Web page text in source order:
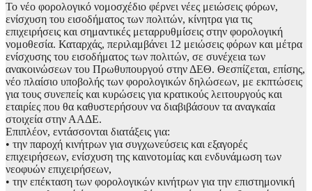
Το νέο φορολογικό νομοσχέδιο φέρνει νέες μειώσεις φόρων,
ενίσχυση του εισοδήματος των πολιτών, κίνητρα για τις
επιχειρήσεις και σημαντικές μεταρρυθμίσεις στην φορολογική
νομοθεσία. Καταρχάς, περιλαμβάνει 12 μειώσεις φόρων και μέτρα
ενίσχυσης του εισοδήματος των πολιτών, σε συνέχεια των
ανακοινώσεων του Πρωθυπουργού στην ΔΕΘ. Θεσπίζεται, επίσης,
νέο πλαίσιο υποβολής των φορολογικών δηλώσεων, με εκπτώσεις
για τους συνεπείς και κυρώσεις για κρατικούς λειτουργούς και
εταιρίες που θα καθυστερήσουν να διαβιβάσουν τα αναγκαία
στοιχεία στην ΑΑΔΕ.
Επιπλέον, εντάσσονται διατάξεις για:
• την παροχή κινήτρων για συγχωνεύσεις και εξαγορές
επιχειρήσεων, ενίσχυση της καινοτομίας και ενδυνάμωση των
νεοφυών επιχειρήσεων,
• την επέκταση των φορολογικών κινήτρων για την επιστημονική